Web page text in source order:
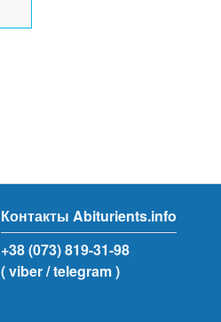
Контакты Abiturients.info
+38 (073) 819-31-98
( viber/ telegram )